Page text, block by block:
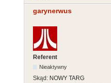
garynerwus
Referent
Nieaktywny
Skąd: NOWY TARG